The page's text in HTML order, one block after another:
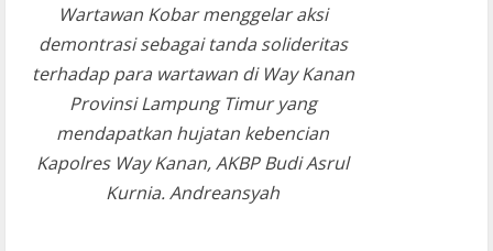
Wartawan Kobar menggelar aksi
demontrasi sebagai tanda solideritas
terhadap para wartawan di Way Kanan
Provinsi Lampung Timur yang
mendapatkan hujatan kebencian
Kapolres Way Kanan, AKBP Budi Asrul
Kurnia. Andreansyah